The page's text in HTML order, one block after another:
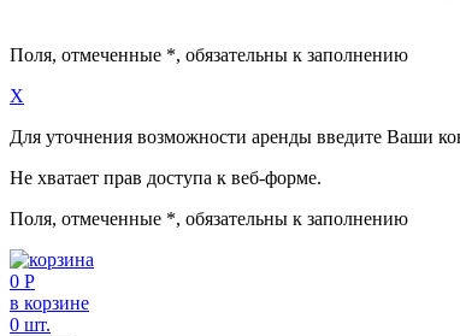
Поля, отмеченные *, обязательны к заполнению
X
Для уточнения возможности аренды введите Ваши
Не хватает прав доступа к веб-форме.
Поля, отмеченные *, обязательны к заполнению
0 Р
в корзине
0 шт.